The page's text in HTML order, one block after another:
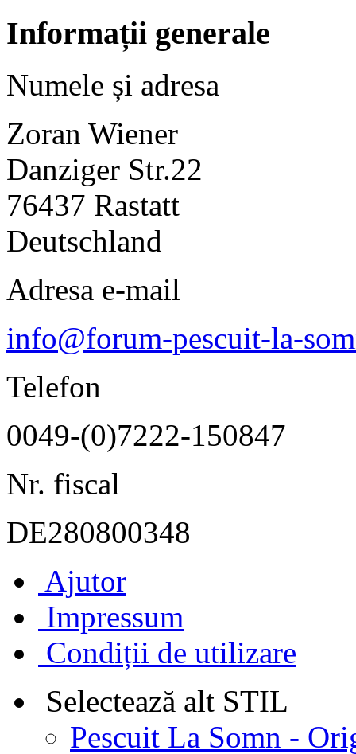
Informații generale
Numele și adresa
Zoran Wiener
Danziger Str.22
76437 Rastatt
Deutschland
Adresa e-mail
info@forum-pescuit-la-
Telefon
0049-(0)7222-150847
Nr. fiscal
DE280800348
Ajutor
Impressum
Condiții de utilizare
Selectează alt STIL
Pescuit La Somn -